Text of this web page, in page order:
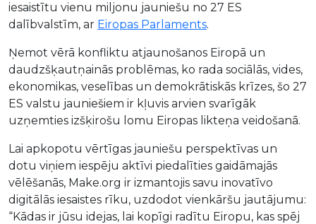
iesaistītu vienu miljonu jauniešu no 27 ES
dalībvalstīm, ar Eiropas Parlaments.
Ņemot vērā konfliktu atjaunošanos Eiropā un
daudzšķautņainās problēmas, ko rada sociālās, vides,
ekonomikas, veselības un demokrātiskās krīzes, šo 27
ES valstu jauniešiem ir kļuvis arvien svarīgāk
uzņemties izšķirošu lomu Eiropas likteņa veidošanā.
Lai apkopotu vērtīgas jauniešu perspektīvas un
dotu viņiem iespēju aktīvi piedalīties gaidāmajās
vēlēšanās, Make.org ir izmantojis savu inovatīvo
digitālās iesaistes rīku, uzdodot vienkāršu jautājumu:
“Kādas ir jūsu idejas, lai kopīgi radītu Eiropu, kas spēj